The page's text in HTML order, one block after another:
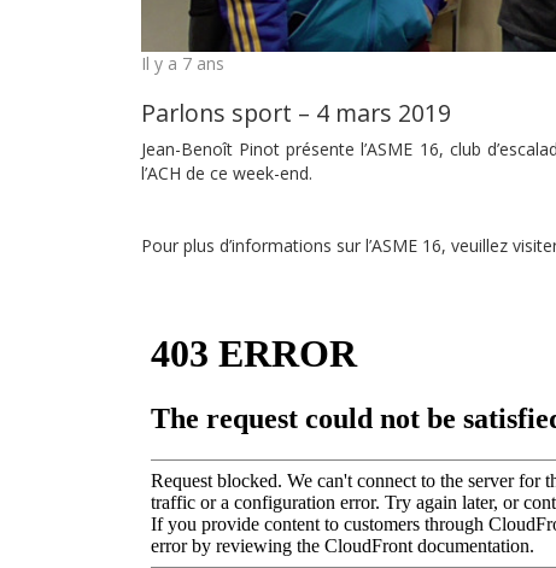
Il y a 7 ans
Parlons sport – 4 mars 2019
Jean-Benoît Pinot présente l’ASME 16, club
l’ACH de ce week-end.
Pour plus d’informations sur l’ASME 16, veuillez